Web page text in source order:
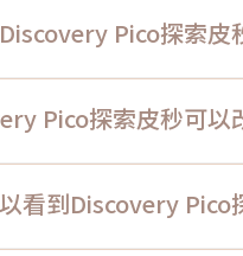
Pico探索皮
Pico探索皮秒可以
看到Discovery Pico